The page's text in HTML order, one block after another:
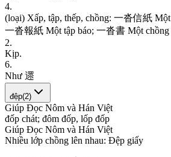
4.
(loại) Xấp, tập, thếp, chồng: 一沓信紙 Một
一沓報紙 Một tập báo; 一沓書 Một chồng
2.
Kịp.
6.
Như 遝
đệp(2)
Giúp Đọc Nôm và Hán Việt
đốp chát; đôm đốp, lốp đốp
Giúp Đọc Nôm và Hán Việt
Nhiều lớp chồng lên nhau: Đệp giấy